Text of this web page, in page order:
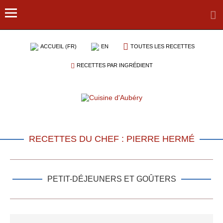
ACCUEIL (FR) EN TOUTES LES RECETTES
RECETTES PAR INGRÉDIENT
RECETTES DU CHEF : PIERRE HERMÉ
PETIT-DÉJEUNERS ET GOÛTERS